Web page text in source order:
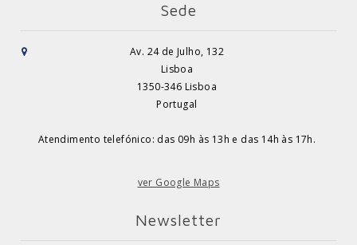
Sede
Av. 24 de Julho, 132
Lisboa
1350-346 Lisboa
Portugal
Atendimento telefónico: das 09h às 13h e das 14h às 17h.
ver Google Maps
Newsletter